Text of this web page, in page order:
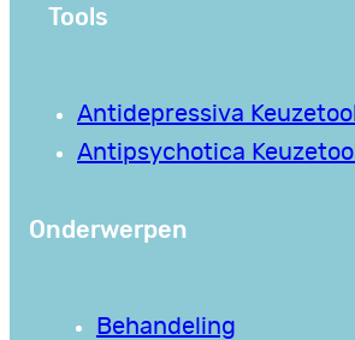
Tools
Antidepressiva Keuzetool
Antipsychotica Keuzetool
Onderwerpen
Behandeling